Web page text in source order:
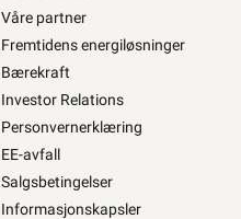
Våre partner
Fremtidens energiløsninger
Bærekraft
Investor Relations
Personvernerklæring
EE-avfall
Salgsbetingelser
Informasjonskapsler